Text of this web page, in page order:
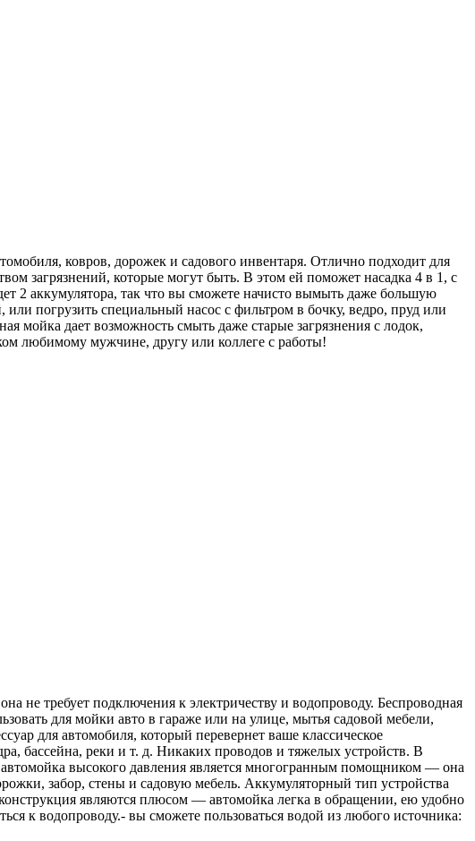
ковров, дорожек и садового инвентаря. Отлично подходит для
загрязнений, которые могут быть. В этом ей поможет насадка 4 в 1, с
2 аккумулятора, так что вы сможете начисто вымыть даже большую
погрузить специальный насос с фильтром в бочку, ведро, пруд или
мойка дает возможность смыть даже старые загрязнения с лодок,
любимому мужчине, другу или коллеге с работы!
не требует подключения к электричеству и водопроводу. Беспроводная
для мойки авто в гараже или на улице, мытья садовой мебели,
для автомобиля, который перевернет ваше классическое
бассейна, реки и т. д. Никаких проводов и тяжелых устройств. В
высокого давления является многогранным помощником — она
забор, стены и садовую мебель. Аккумуляторный тип устройства
конструкция являются плюсом — автомойка легка в обращении, ею удобно
к водопроводу.- вы сможете пользоваться водой из любого источника: